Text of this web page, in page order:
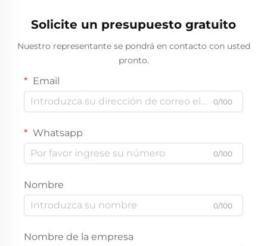
Solicite un presupuesto gratuito
Nuestro representante se pondrá en contacto con usted
pronto.
Email
0/100
Whatsapp
0/100
Nombre
0/100
Nombre de la empresa